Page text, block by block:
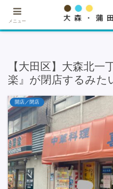
★記事・広告掲
【大田区】大森北一
楽』が閉店するみた
開店／閉店
メニュー